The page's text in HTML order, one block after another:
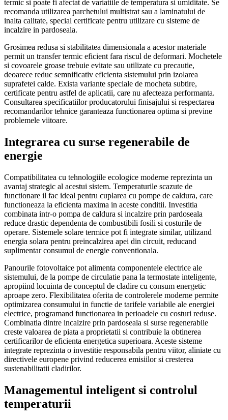
termic si poate fi afectat de variatiile de temperatura si umiditate. Se
recomanda utilizarea parchetului multistrat sau a laminatului de
inalta calitate, special certificate pentru utilizare cu sisteme de
incalzire in pardoseala.
Grosimea redusa si stabilitatea dimensionala a acestor materiale
permit un transfer termic eficient fara riscul de deformari. Mochetele
si covoarele groase trebuie evitate sau utilizate cu precautie,
deoarece reduc semnificativ eficienta sistemului prin izolarea
suprafetei calde. Exista variante speciale de mocheta subtire,
certificate pentru astfel de aplicatii, care nu afecteaza performanta.
Consultarea specificatiilor producatorului finisajului si respectarea
recomandarilor tehnice garanteaza functionarea optima si previne
problemele viitoare.
Integrarea cu surse regenerabile de
energie
Compatibilitatea cu tehnologiile ecologice moderne reprezinta un
avantaj strategic al acestui sistem. Temperaturile scazute de
functionare il fac ideal pentru cuplarea cu pompe de caldura, care
functioneaza la eficienta maxima in aceste conditii. Investitia
combinata intr-o pompa de caldura si incalzire prin pardoseala
reduce drastic dependenta de combustibili fosili si costurile de
operare. Sistemele solare termice pot fi integrate similar, utilizand
energia solara pentru preincalzirea apei din circuit, reducand
suplimentar consumul de energie conventionala.
Panourile fotovoltaice pot alimenta componentele electrice ale
sistemului, de la pompe de circulatie pana la termostate inteligente,
apropiind locuinta de conceptul de cladire cu consum energetic
aproape zero. Flexibilitatea oferita de controlerele moderne permite
optimizarea consumului in functie de tarifele variabile ale energiei
electrice, programand functionarea in perioadele cu costuri reduse.
Combinatia dintre incalzire prin pardoseala si surse regenerabile
creste valoarea de piata a proprietatii si contribuie la obtinerea
certificarilor de eficienta energetica superioara. Aceste sisteme
integrate reprezinta o investitie responsabila pentru viitor, aliniate cu
directivele europene privind reducerea emisiilor si cresterea
sustenabilitatii cladirilor.
Managementul inteligent si controlul
temperaturii